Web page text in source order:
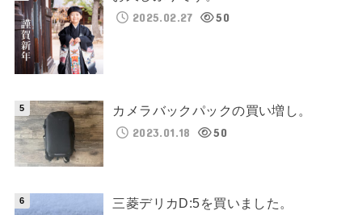
2025.02.27
50
カメラバックパックの買い増し。
2023.01.18
50
三菱デリカD:5を買いました。